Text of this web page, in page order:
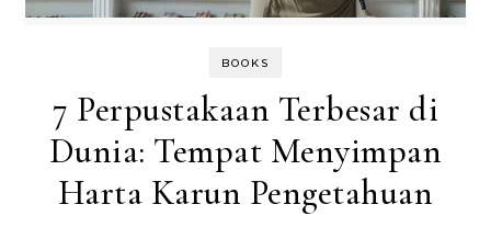
BOOKS
7 Perpustakaan Terbesar di
Dunia: Tempat Menyimpan
Harta Karun Pengetahuan